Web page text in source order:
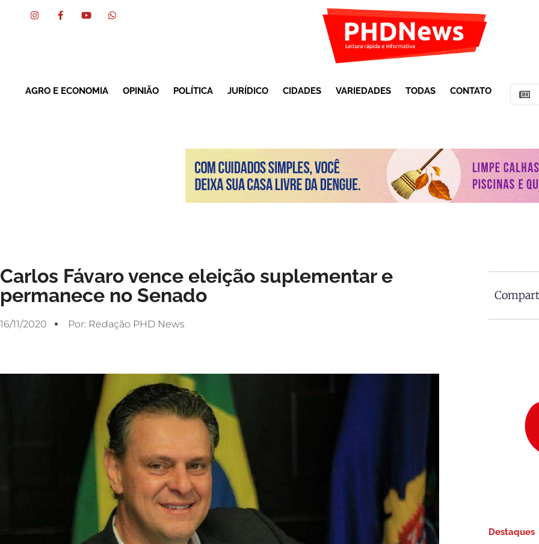
AGRO E ECONOMIA OPINIÃO POLÍTICA JURÍDICO CIDADES VARIEDADES TODAS CONTATO
Carlos Fávaro vence eleição suplementar e
permanece no Senado
16/11/2020 Por: Redação PHD News
Destaques